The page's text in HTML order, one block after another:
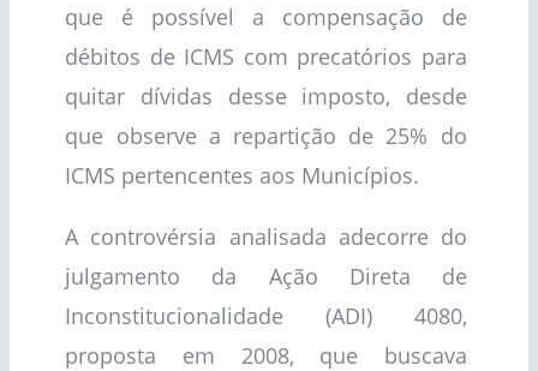
que é possível a compensação de
débitos de ICMS com precatórios para
quitar dívidas desse imposto, desde
que observe a repartição de 25% do
ICMS pertencentes aos Municípios.
A controvérsia analisada adecorre do
julgamento da Ação Direta de
Inconstitucionalidade (ADI) 4080,
proposta em 2008, que buscava